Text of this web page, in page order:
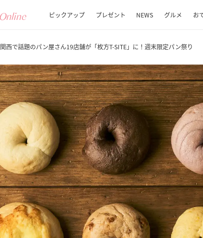
ピックアップ プレゼント NEWS グルメ お
関西で話題のパン屋さん19店舗が「枚方T-SITE」に！週末限定パン祭り